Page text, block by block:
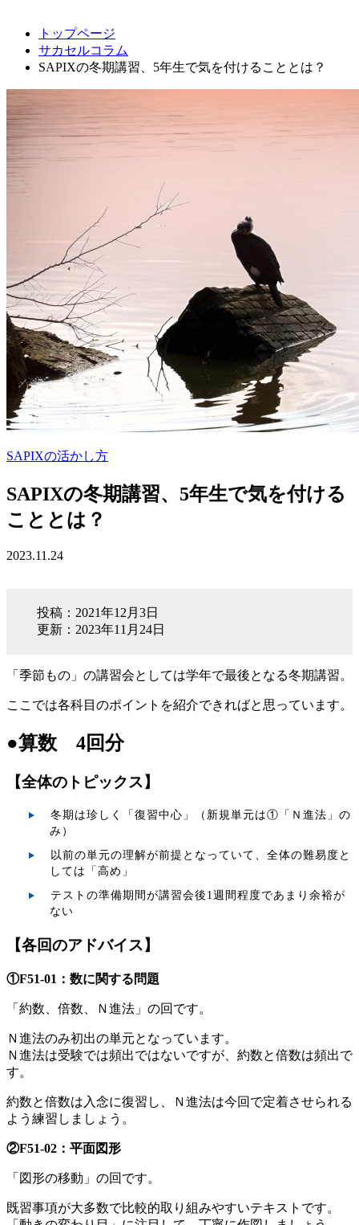
トップページ
サカセルコラム
SAPIXの冬期講習、5年生で気を付けることとは？
SAPIXの活かし方
SAPIXの冬期講習、5年生で気を付ける
こととは？
2023.11.24
投稿：2021年12月3日
更新：2023年11月24日
「季節もの」の講習会としては学年で最後となる冬期講習。
ここでは各科目のポイントを紹介できればと思っています。
●算数 4回分
【全体のトピックス】
冬期は珍しく「復習中心」（新規単元は①「Ｎ進法」の
み）
以前の単元の理解が前提となっていて、全体の難易度と
しては「高め」
テストの準備期間が講習会後1週間程度であまり余裕が
ない
【各回のアドバイス】
①F51-01：数に関する問題
「約数、倍数、Ｎ進法」の回です。
Ｎ進法のみ初出の単元となっています。
Ｎ進法は受験では頻出ではないですが、約数と倍数は頻出で
す。
約数と倍数は入念に復習し、Ｎ進法は今回で定着させられる
よう練習しましょう。
②F51-02： 平面図形
「図形の移動」の回です。
既習事項が大多数で比較的取り組みやすいテキストです。